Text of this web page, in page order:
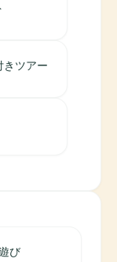
きツアー
び